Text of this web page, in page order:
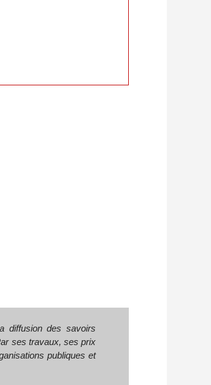
diffusion des savoirs
ses travaux, ses prix
publiques et